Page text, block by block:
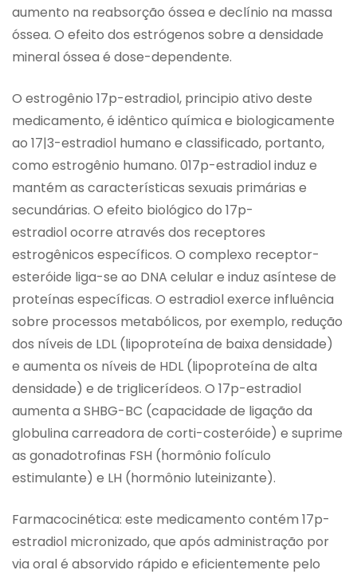
aumento na reabsorção óssea e declínio na massa
óssea. O efeito dos estrógenos sobre a densidade
mineral óssea é dose-dependente.
O estrogênio 17p-estradiol, principio ativo deste
medicamento, é idêntico química e biologicamente
ao 17|3-estradiol humano e classificado, portanto,
como estrogênio humano. 017p-estradiol induz e
mantém as características sexuais primárias e
secundárias. O efeito biológico do 17p-
estradiol ocorre através dos receptores
estrogênicos específicos. O complexo receptor-
esteróide liga-se ao DNA celular e induz asíntese de
proteínas específicas. O estradiol exerce influência
sobre processos metabólicos, por exemplo, redução
dos níveis de LDL (lipoproteína de baixa densidade)
e aumenta os níveis de HDL (lipoproteína de alta
densidade) e de triglicerídeos. O 17p-estradiol
aumenta a SHBG-BC (capacidade de ligação da
globulina carreadora de corti-costeróide) e suprime
as gonadotrofinas FSH (hormônio folículo
estimulante) e LH (hormônio luteinizante).
Farmacocinética: este medicamento contém 17p-
estradiol micronizado, que após administração por
via oral é absorvido rápido e eficientemente pelo